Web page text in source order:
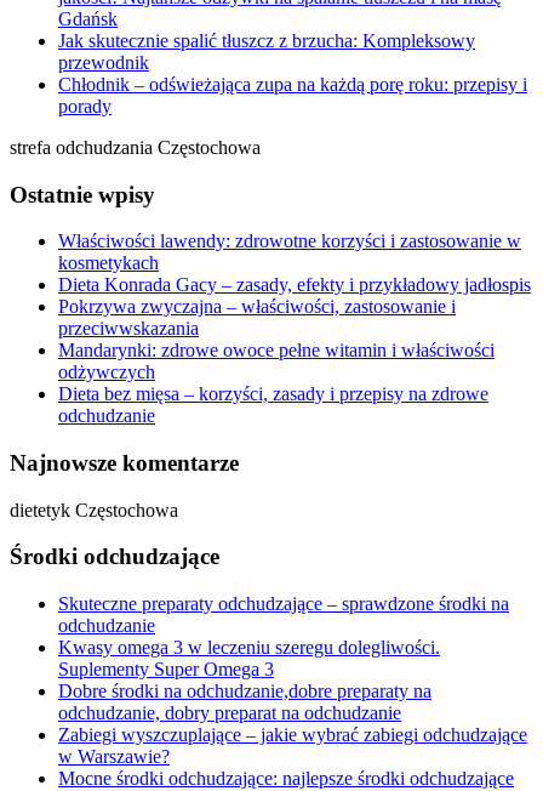
Gdańsk
Jak skutecznie spalić tłuszcz z brzucha: Kompleksowy
przewodnik
Chłodnik – odświeżająca zupa na każdą porę roku: przepisy i
porady
strefa odchudzania Częstochowa
Ostatnie wpisy
Właściwości lawendy: zdrowotne korzyści i zastosowanie w
kosmetykach
Dieta Konrada Gacy – zasady, efekty i przykładowy jadłospis
Pokrzywa zwyczajna – właściwości, zastosowanie i
przeciwwskazania
Mandarynki: zdrowe owoce pełne witamin i właściwości
odżywczych
Dieta bez mięsa – korzyści, zasady i przepisy na zdrowe
odchudzanie
Najnowsze komentarze
dietetyk Częstochowa
Środki odchudzające
Skuteczne preparaty odchudzające – sprawdzone środki na
odchudzanie
Kwasy omega 3 w leczeniu szeregu dolegliwości.
Suplementy Super Omega 3
Dobre środki na odchudzanie,dobre preparaty na
odchudzanie, dobry preparat na odchudzanie
Zabiegi wyszczuplające – jakie wybrać zabiegi odchudzające
w Warszawie?
Mocne środki odchudzające: najlepsze środki odchudzające